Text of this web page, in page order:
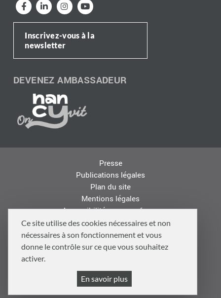
Ce site utilise des cookies nécessaires et non
nécessaires à son fonctionnement et vous
donne le contrôle sur ce que vous souhaitez
activer.
En savoir plus
Inscrivez-vous à la
newsletter
DEVENEZ AMBASSADEUR
Presse
Publications légales
Plan du site
Mentions légales
Accessibilité : non conforme
Les autres sites de la Métropole
Offres d'emploi
Logo
Politique de gestion des cookies et traceurs
Gestion cookies et services